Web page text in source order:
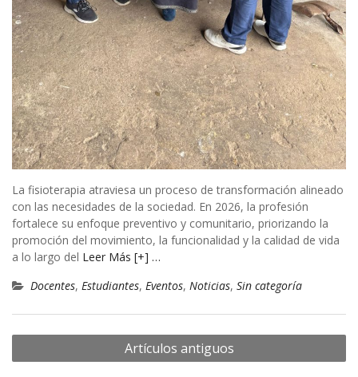
La fisioterapia atraviesa un proceso de transformación alineado
con las necesidades de la sociedad. En 2026, la profesión
fortalece su enfoque preventivo y comunitario, priorizando la
promoción del movimiento, la funcionalidad y la calidad de vida
a lo largo del Leer Más [+] …
Docentes, Estudiantes, Eventos, Noticias, Sin categoría
Navegación
de
Artículos antiguos